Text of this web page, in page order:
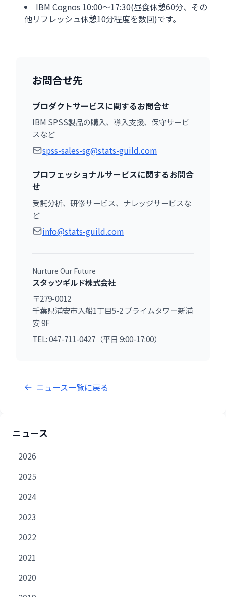
IBM Cognos 10:00～17:30(昼食休憩60分、その
他リフレッシュ休憩10分程度を数回)です。
お問合せ先
プロダクトサービスに関するお問合せ
IBM SPSS製品の購入、導入支援、保守サービ
スなど
spss-sales-sg@stats-guild.com
プロフェッショナルサービスに関するお問合
せ
受託分析、研修サービス、ナレッジサービスな
ど
info@stats-guild.com
Nurture Our Future
スタッツギルド株式会社
〒279-0012
千葉県浦安市入船1丁目5-2 プライムタワー新浦
安 9F
TEL: 047-711-0427（平日 9:00-17:00）
ニュース一覧に戻る
ニュース
2026
2025
2024
2023
2022
2021
2020